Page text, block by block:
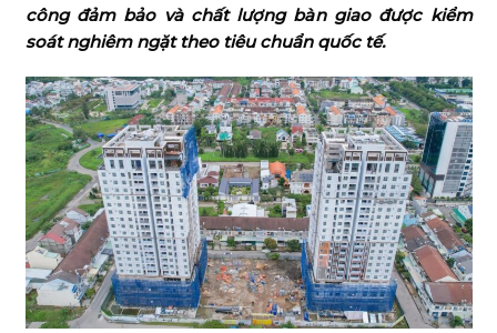
công đảm bảo và chất lượng bàn giao được kiểm
soát nghiêm ngặt theo tiêu chuẩn quốc tế.